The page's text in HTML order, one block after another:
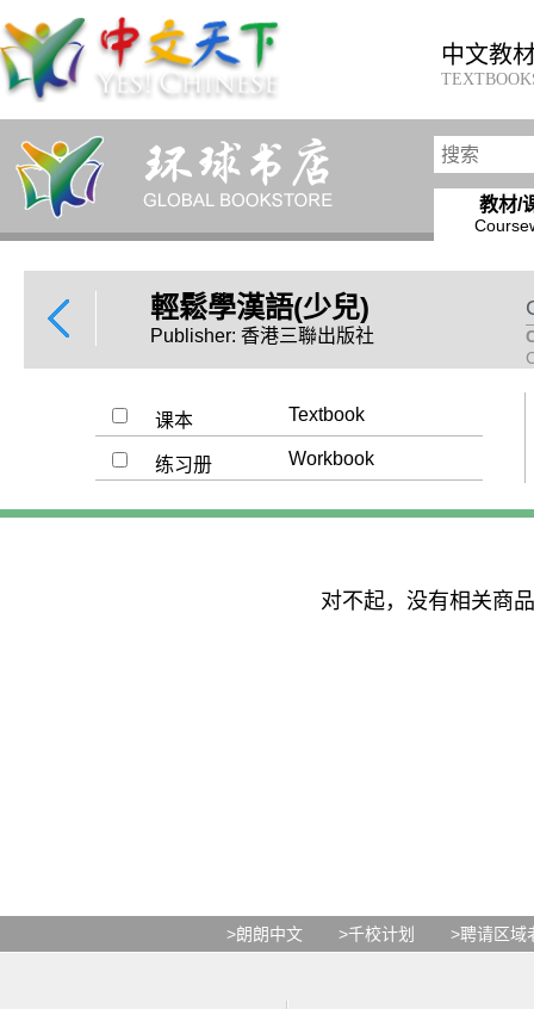
中文教
教材/
輕鬆學漢語(少兒)
Publisher: 香港三聯出版社
课本 Textbook
练习册 Workbook
对不起，没有相关商
>朗朗中文 >千校计划 >聘请区域